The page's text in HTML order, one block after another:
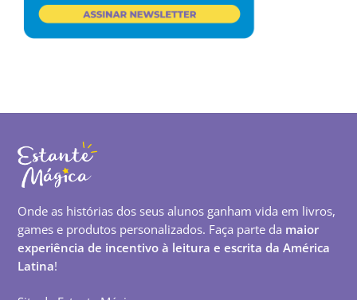
Onde as histórias dos seus alunos ganham vida em livros,
games e produtos personalizados. Faça parte da maior
experiência de incentivo à leitura e escrita da América
Latina!